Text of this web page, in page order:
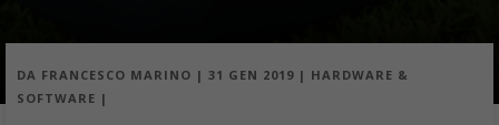
DA FRANCESCO MARINO | 31 GEN 2019 | HARDWARE &
SOFTWARE |